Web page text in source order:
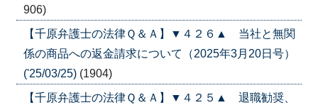
906)
【千原弁護士の法律Ｑ＆Ａ】▼４２６▲ 当社と無関
係の商品への返金請求について（2025年3月20日号）
('25/03/25) (1904)
【千原弁護士の法律Ｑ＆Ａ】▼４２５▲ 退職勧奨、